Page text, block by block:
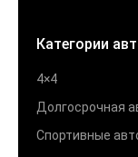
Категории
4×4
Долгосрочная
Спортивные